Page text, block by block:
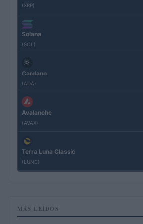
(XRP)
Solana
(SOL)
Cardano
(ADA)
Avalanche
(AVAX)
Terra Luna Classic
(LUNC)
MÁS LEÍDOS